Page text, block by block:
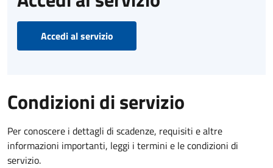
Accedi al servizio
Condizioni di servizio
Per conoscere i dettagli di scadenze, requisiti e altre
informazioni importanti, leggi i termini e le condizioni di
servizio.